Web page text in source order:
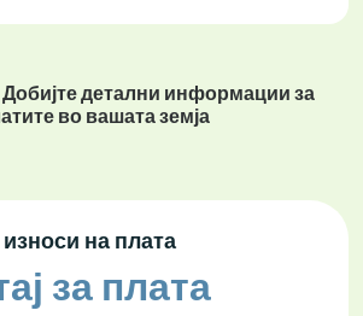
детални информации за
во вашата земја
на плата
за плата